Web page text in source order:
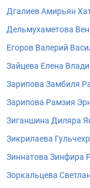
Дгалиев Амирьян
Дельмухаметова
Егоров Валерий
Зайцева Елена
Зарипова Замбиля
Зарипова Рамзия
Зиганшина Диляра
Зикрилаева
Зиннатова Зинфира
Зоркальцева